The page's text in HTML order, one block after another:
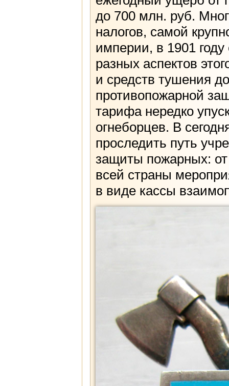
до 700 млн. руб.
налогов, самой
империи, в 1901
разных аспектов
и средств тушения
противопожарной
тарифа нередко
огнеборцев. В
проследить путь
защиты пожарных:
всей страны
в виде кассы